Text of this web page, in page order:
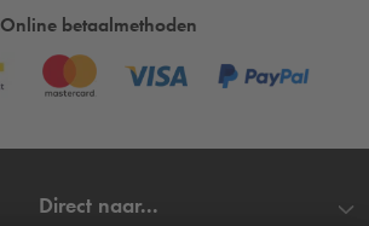
Online betaalmethoden
Direct naar...